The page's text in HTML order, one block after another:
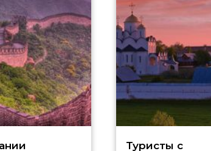
Туристы с